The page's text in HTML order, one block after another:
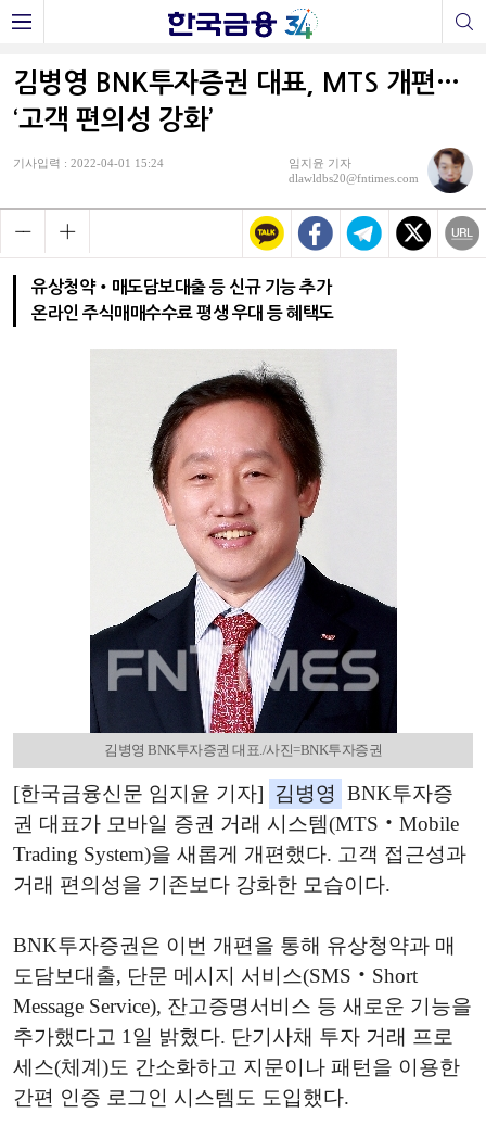
김병영 BNK투자증권 대표, MTS 개편…
‘고객 편의성 강화’
기사입력 : 2022-04-01 15:24
임지윤 기자
dlawldbs20@fntimes.com
유상청약‧매도담보대출 등 신규 기능 추가
온라인 주식매매수수료 평생 우대 등 혜택도
김병영 BNK투자증권 대표./사진=BNK투자증권
[한국금융신문 임지윤 기자] 김병영
BNK투자증
권 대표가 모바일 증권 거래 시스템(MTS‧Mobile
Trading System)을 새롭게 개편했다. 고객 접근성과
거래 편의성을 기존보다 강화한 모습이다.
BNK투자증권은 이번 개편을 통해 유상청약과 매
도담보대출, 단문 메시지 서비스(SMS‧Short
Message Service), 잔고증명서비스 등 새로운 기능을
추가했다고 1일 밝혔다. 단기사채 투자 거래 프로
세스(체계)도 간소화하고 지문이나 패턴을 이용한
간편 인증 로그인 시스템도 도입했다.